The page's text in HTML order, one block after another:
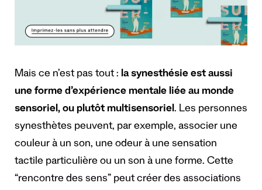
Mais ce n’est pas tout : la synesthésie est aussi
une forme d’expérience mentale liée au monde
sensoriel, ou plutôt multisensoriel. Les personnes
synesthètes peuvent, par exemple, associer une
couleur à un son, une odeur à une sensation
tactile particulière ou un son à une forme. Cette
“rencontre des sens” peut créer des associations